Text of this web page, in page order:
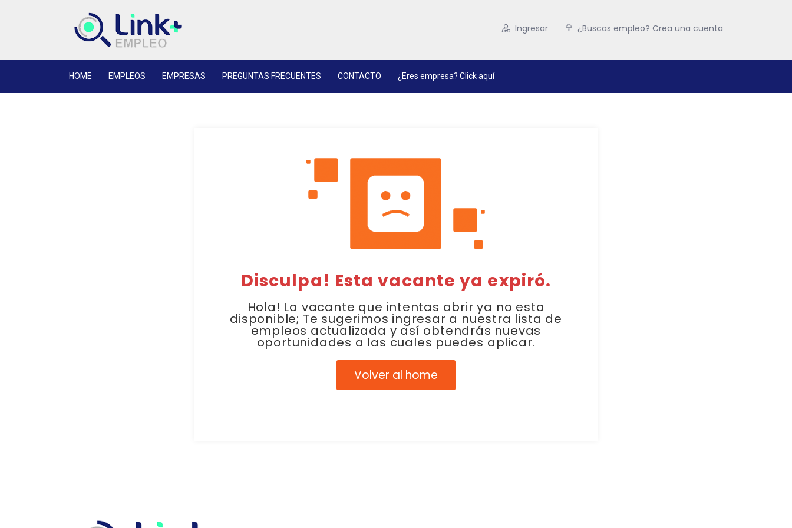
Ingresar ¿Buscas empleo? Crea una cuenta
HOME EMPLEOS EMPRESAS PREGUNTAS FRECUENTES CONTACTO ¿Eres empresa? Click aquí
Disculpa! Esta vacante ya expiró.
Hola! La vacante que intentas abrir ya no esta
disponible; Te sugerimos ingresar a nuestra lista de
empleos actualizada y así obtendrás nuevas
oportunidades a las cuales puedes aplicar.
Volver al home